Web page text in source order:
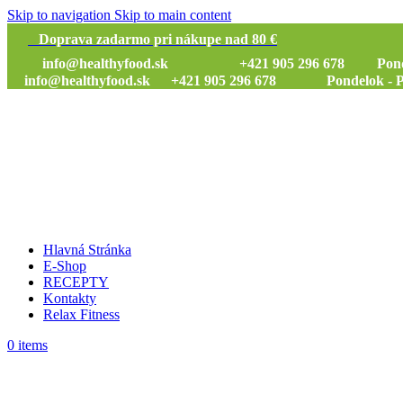
Skip to navigation Skip to main content
Doprava zadarmo pri nákupe nad 80 €
info@healthyfood.sk
+421 905 296 678
info@healthyfood.sk
+421 905 296 678 Pondelok -
Hlavná Stránka
E-Shop
RECEPTY
Kontakty
Relax Fitness
0 items